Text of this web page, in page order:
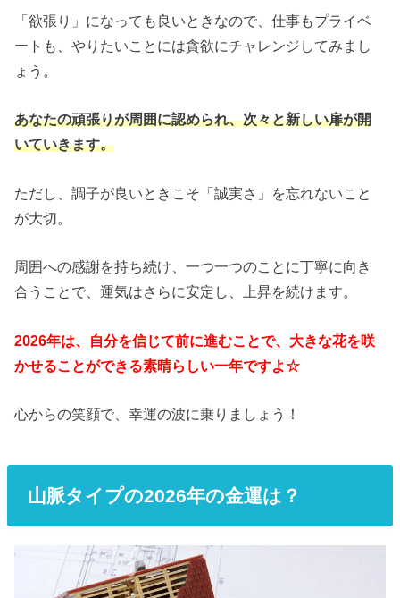
「欲張り」になっても良いときなので、仕事もプライベ
ートも、やりたいことには貪欲にチャレンジしてみまし
ょう。
あなたの頑張りが周囲に認められ、次々と新しい扉が開
いていきます。
ただし、調子が良いときこそ「誠実さ」を忘れないこと
が大切。
周囲への感謝を持ち続け、一つ一つのことに丁寧に向き
合うことで、運気はさらに安定し、上昇を続けます。
2026年は、自分を信じて前に進むことで、大きな花を咲
かせることができる素晴らしい一年ですよ☆
心からの笑顔で、幸運の波に乗りましょう！
山脈タイプの2026年の金運は？